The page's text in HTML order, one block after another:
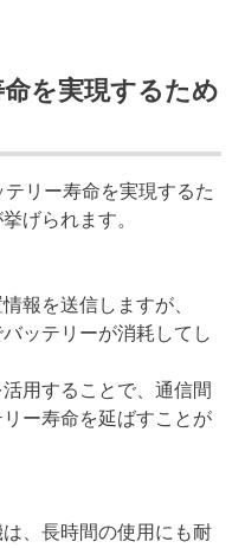
を実現するため
リー寿命を実現するた
げられます。
報を送信しますが、
ッテリーが消耗してし
用することで、通信間
ー寿命を延ばすことが
、長時間の使用にも耐